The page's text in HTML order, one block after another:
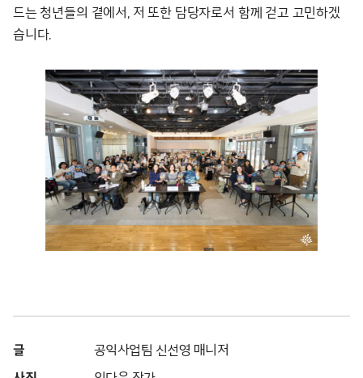
드는 청년들의 곁에서, 저 또한 담당자로서 함께 걷고 고민하겠
습니다.
글
공익사업팀 신선영 매니저